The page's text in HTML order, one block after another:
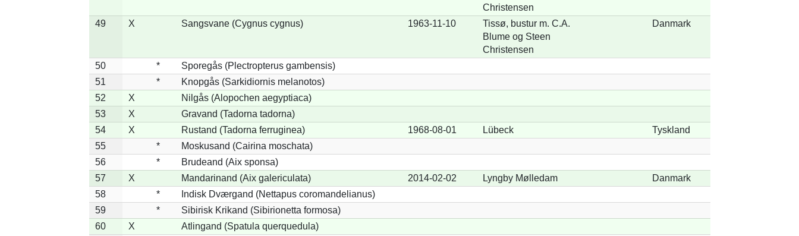
Christensen
49 X Sangsvane (Cygnus cygnus) 1963-11-10
Tissø, bustur m. C.A.
Blume og Steen
Christensen
Danmark
50 *
Sporegås (Plectropterus gambensis)
51
*
Knopgås (Sarkidiornis melanotos)
52
X
Nilgås (Alopochen aegyptiaca)
53
X
Gravand (Tadorna tadorna)
54
X Rustand (Tadorna ferruginea) 1968-08-01 Lübeck
Tyskland
55
*
Moskusand (Cairina moschata)
56
*
Brudeand (Aix sponsa)
57
X Mandarinand (Aix galericulata) 2014-02-02 Lyngby Mølledam
Danmark
58
*
Indisk Dværgand (Nettapus coromandelianus)
59
*
Sibirisk Krikand (Sibirionetta formosa)
60
X
Atlingand (Spatula querquedula)